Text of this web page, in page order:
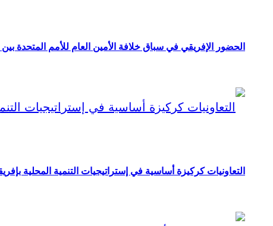
الحضور الإفريقي في سباق خلافة الأمين العام للأمم المتحدة
التعاونيات كركيزة أساسية في إستراتيجيات التنمية المحلية